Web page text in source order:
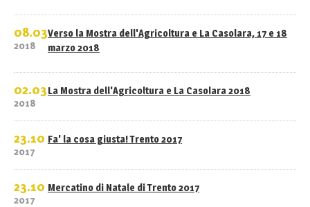
08.03
2018
Verso la Mostra dell'Agricoltura e La Casolara, 17 e 18
marzo 2018
02.03
2018
La Mostra dell'Agricoltura e La Casolara 2018
23.10
2017
Fa' la cosa giusta! Trento 2017
23.10
2017
Mercatino di Natale di Trento 2017